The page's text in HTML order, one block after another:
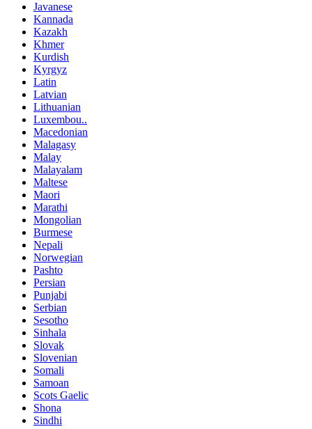
Javanese
Kannada
Kazakh
Khmer
Kurdish
Kyrgyz
Latin
Latvian
Lithuanian
Luxembou..
Macedonian
Malagasy
Malay
Malayalam
Maltese
Maori
Marathi
Mongolian
Burmese
Nepali
Norwegian
Pashto
Persian
Punjabi
Serbian
Sesotho
Sinhala
Slovak
Slovenian
Somali
Samoan
Scots Gaelic
Shona
Sindhi